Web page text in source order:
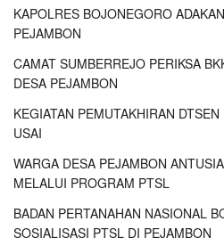
KAPOLRES BOJONEGORO
PEJAMBON
CAMAT SUMBERREJO PERIKSA
DESA PEJAMBON
KEGIATAN PEMUTAKHIRAN
USAI
WARGA DESA PEJAMBON
MELALUI PROGRAM PTSL
BADAN PERTANAHAN NASIONAL
SOSIALISASI PTSL DI PEJAMBON